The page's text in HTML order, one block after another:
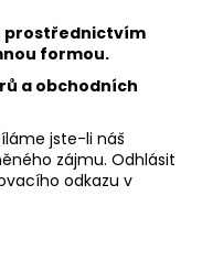
prostřednictvím
formou.
a obchodních
jste-li náš
zájmu. Odhlásit
odkazu v